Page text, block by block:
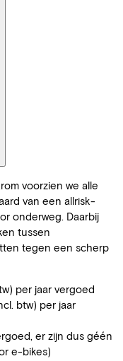
voorzien we alle
van een allrisk-
onderweg. Daarbij
tussen
tegen een scherp
per jaar vergoed
btw) per jaar
er zijn dus géén
e-bikes)